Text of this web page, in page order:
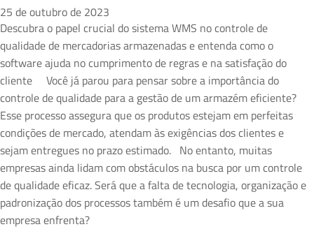
25 de outubro de 2023
Descubra o papel crucial do sistema WMS no controle de
qualidade de mercadorias armazenadas e entenda como o
software ajuda no cumprimento de regras e na satisfação do
cliente Você já parou para pensar sobre a importância do
controle de qualidade para a gestão de um armazém eficiente?
Esse processo assegura que os produtos estejam em perfeitas
condições de mercado, atendam às exigências dos clientes e
sejam entregues no prazo estimado. No entanto, muitas
empresas ainda lidam com obstáculos na busca por um controle
de qualidade eficaz. Será que a falta de tecnologia, organização e
padronização dos processos também é um desafio que a sua
empresa enfrenta?